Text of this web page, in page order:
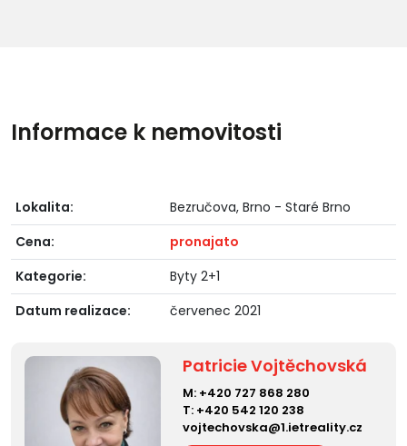
Informace k nemovitosti
Lokalita:
Bezručova, Brno - Staré Brno
Cena:
pronajato
Kategorie:
Byty 2+1
Datum realizace:
červenec 2021
Patricie Vojtěchovská
M: +420 727 868 280
T: +420 542 120 238
vojtechovska@1.ietreality.cz